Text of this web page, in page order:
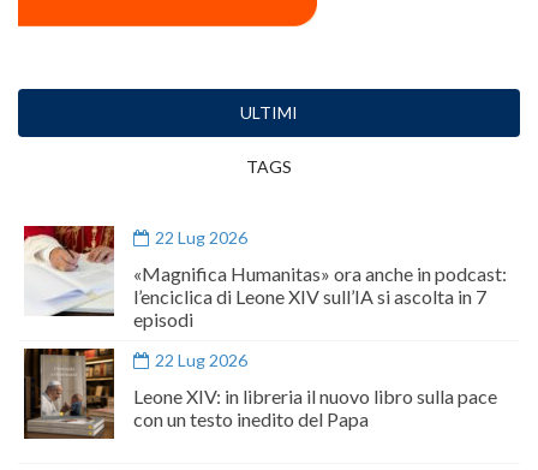
ULTIMI
TAGS
22 Lug 2026
«Magnifica Humanitas» ora anche in podcast:
l’enciclica di Leone XIV sull’IA si ascolta in 7
episodi
22 Lug 2026
Leone XIV: in libreria il nuovo libro sulla pace
con un testo inedito del Papa